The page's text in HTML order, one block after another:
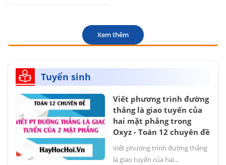
Xem thêm
Tuyển sinh
Viết phương trình đường
thẳng là giao tuyến của
hai mặt phẳng trong
Oxyz - Toán 12 chuyên đề
Viết phương trình đường thẳng
là giao tuyến của hai...